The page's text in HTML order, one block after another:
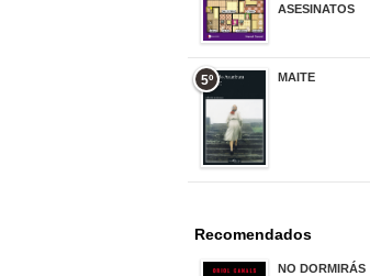
ASESINATOS
5º MAITE
Recomendados
NO DORMIRÁS